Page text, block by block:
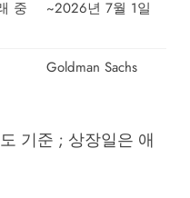
중 ~2026년 7월 1일
Goldman Sachs
기준 ; 상장일은 애